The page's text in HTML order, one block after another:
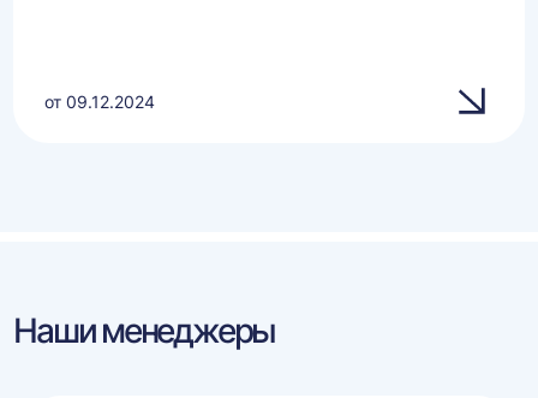
от 09.12.2024
Наши менеджеры